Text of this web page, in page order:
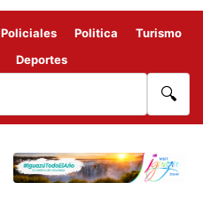
Policiales Politica
Turismo
Deportes
🔍